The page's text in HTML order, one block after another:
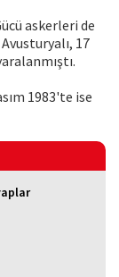
askerleri de
17
1983'te ise